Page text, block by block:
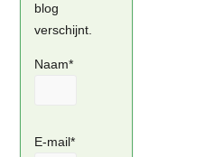
blog
verschijnt.
Naam*
E-mail*